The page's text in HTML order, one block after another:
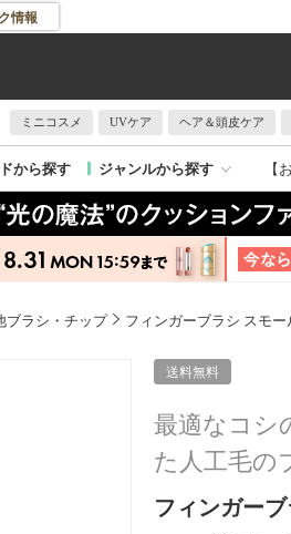
情報
ミニコスメ UVケア ヘア＆頭皮ケア
から探す ジャンルから探す 【
ブラシ・チップ フィンガーブラシ スモー
送料無料
最適なコシ
た人工毛の
フィンガー